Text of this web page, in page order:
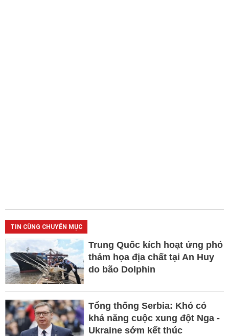
TIN CÙNG CHUYÊN MỤC
Trung Quốc kích hoạt ứng phó
thảm họa địa chất tại An Huy
do bão Dolphin
Tổng thống Serbia: Khó có
khả năng cuộc xung đột Nga -
Ukraine sớm kết thúc